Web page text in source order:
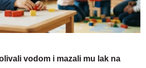
vodom i mazali mu lak na